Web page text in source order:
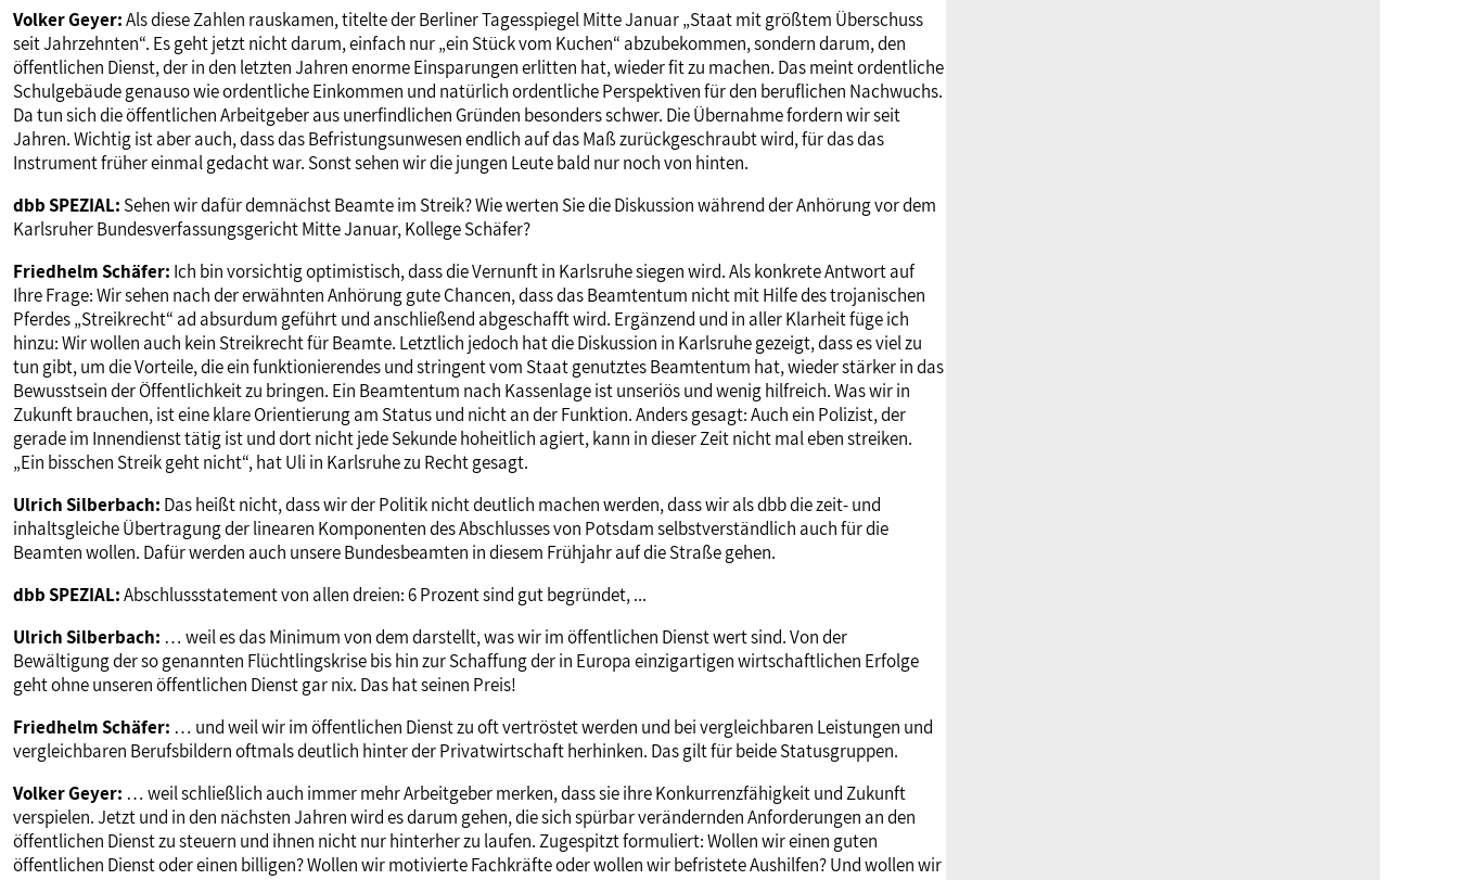
Volker Geyer:Als diese Zahlen rauskamen, titelte der Berliner Tagesspiegel Mitte Januar „Staat mit größtem Überschuss
seit Jahrzehnten“. Es geht jetzt nicht darum, einfach nur „ein Stück vom Kuchen“ abzubekommen, sondern darum, den
öffentlichen Dienst, der in den letzten Jahren enorme Einsparungen erlitten hat, wieder fit zu machen. Das meint ordentliche
Schulgebäude genauso wie ordentliche Einkommen und natürlich ordentliche Perspektiven für den beruflichen Nachwuchs.
Da tun sich die öffentlichen Arbeitgeber aus unerfindlichen Gründen besonders schwer. Die Übernahme fordern wir seit
Jahren. Wichtig ist aber auch, dass das Befristungsunwesen endlich auf das Maß zurückgeschraubt wird, für das das
Instrument früher einmal gedacht war. Sonst sehen wir die jungen Leute bald nur noch von hinten.
dbb SPEZIAL: Sehen wir dafür demnächst Beamte im Streik? Wie werten Sie die Diskussion während der Anhörung vor dem
Karlsruher Bundesverfassungsgericht Mitte Januar, Kollege Schäfer?
Friedhelm Schäfer: Ich bin vorsichtig optimistisch, dass die Vernunft in Karlsruhe siegen wird. Als konkrete Antwort auf
Ihre Frage: Wir sehen nach der erwähnten Anhörung gute Chancen, dass das Beamtentum nicht mit Hilfe des trojanischen
Pferdes „Streikrecht“ ad absurdum geführt und anschließend abgeschafft wird. Ergänzend und in aller Klarheit füge ich
hinzu: Wir wollen auch kein Streikrecht für Beamte. Letztlich jedoch hat die Diskussion in Karlsruhe gezeigt, dass es viel zu
tun gibt, um die Vorteile, die ein funktionierendes und stringent vom Staat genutztes Beamtentum hat, wieder stärker in das
Bewusstsein der Öffentlichkeit zu bringen. Ein Beamtentum nach Kassenlage ist unseriös und wenig hilfreich. Was wir in
Zukunft brauchen, ist eine klare Orientierung am Status und nicht an der Funktion. Anders gesagt: Auch ein Polizist, der
gerade im Innendienst tätig ist und dort nicht jede Sekunde hoheitlich agiert, kann in dieser Zeit nicht mal eben streiken.
„Ein bisschen Streik geht nicht“, hat Uli in Karlsruhe zu Recht gesagt.
Ulrich Silberbach: Das heißt nicht, dass wir der Politik nicht deutlich machen werden, dass wir als dbb die zeit- und
inhaltsgleiche Übertragung der linearen Komponenten des Abschlusses von Potsdam selbstverständlich auch für die
Beamten wollen. Dafür werden auch unsere Bundesbeamten in diesem Frühjahr auf die Straße gehen.
dbb SPEZIAL:Abschlussstatement von allen dreien: 6 Prozent sind gut begründet, ...
Ulrich Silberbach: … weil es das Minimum von dem darstellt, was wir im öffentlichen Dienst wert sind. Von der
Bewältigung der so genannten Flüchtlingskrise bis hin zur Schaffung der in Europa einzigartigen wirtschaftlichen Erfolge
geht ohne unseren öffentlichen Dienst gar nix. Das hat seinen Preis!
Friedhelm Schäfer: … und weil wir im öffentlichen Dienst zu oft vertröstet werden und bei vergleichbaren Leistungen und
vergleichbaren Berufsbildern oftmals deutlich hinter der Privatwirtschaft herhinken. Das gilt für beide Statusgruppen.
Volker Geyer: … weil schließlich auch immer mehr Arbeitgeber merken, dass sie ihre Konkurrenzfähigkeit und Zukunft
verspielen. Jetzt und in den nächsten Jahren wird es darum gehen, die sich spürbar verändernden Anforderungen an den
öffentlichen Dienst zu steuern und ihnen nicht nur hinterher zu laufen. Zugespitzt formuliert: Wollen wir einen guten
öffentlichen Dienst oder einen billigen? Wollen wir motivierte Fachkräfte oder wollen wir befristete Aushilfen? Und wollen wir